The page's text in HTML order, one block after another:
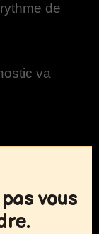
de
va
vous